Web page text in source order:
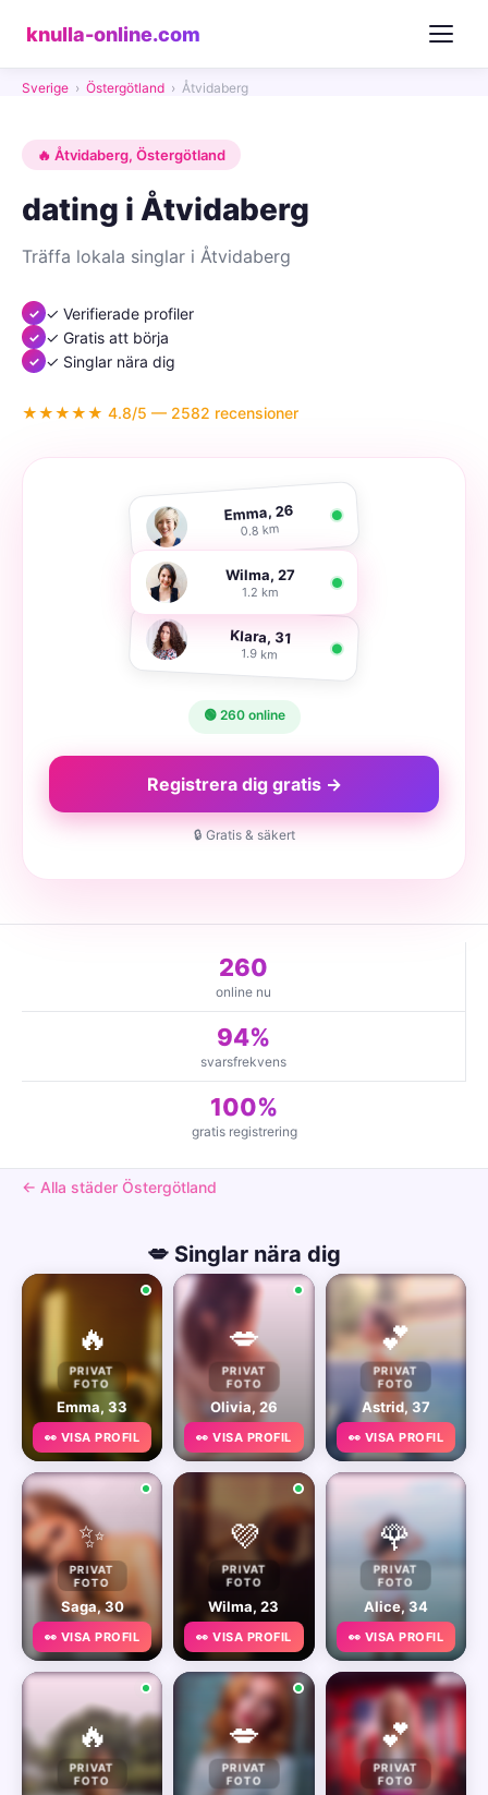
knulla-online.com
Sverige › Östergötland › Åtvidaberg
🔥 Åtvidaberg, Östergötland
dating i Åtvidaberg
Träffa lokala singlar i Åtvidaberg
✓ Verifierade profiler
✓ Gratis att börja
✓ Singlar nära dig
★★★★★ 4.8/5 — 2582 recensioner
Emma, 26
0.8 km
Wilma, 27
1.2 km
Klara, 31
1.9 km
🟢 260 online
Registrera dig gratis →
🔒 Gratis & säkert
260
online nu
94%
svarsfrekvens
100%
gratis registrering
← Alla städer Östergötland
💋 Singlar nära dig
🔥
PRIVAT
FOTO
Emma, 33
👀 VISA PROFIL
💋
PRIVAT
FOTO
Olivia, 26
👀 VISA PROFIL
💕
PRIVAT
FOTO
Astrid, 37
👀 VISA PROFIL
✨
PRIVAT
FOTO
Saga, 30
👀 VISA PROFIL
💜
PRIVAT
FOTO
Wilma, 23
👀 VISA PROFIL
🌹
PRIVAT
FOTO
Alice, 34
👀 VISA PROFIL
🔥
PRIVAT
FOTO
💋
PRIVAT
FOTO
💕
PRIVAT
FOTO